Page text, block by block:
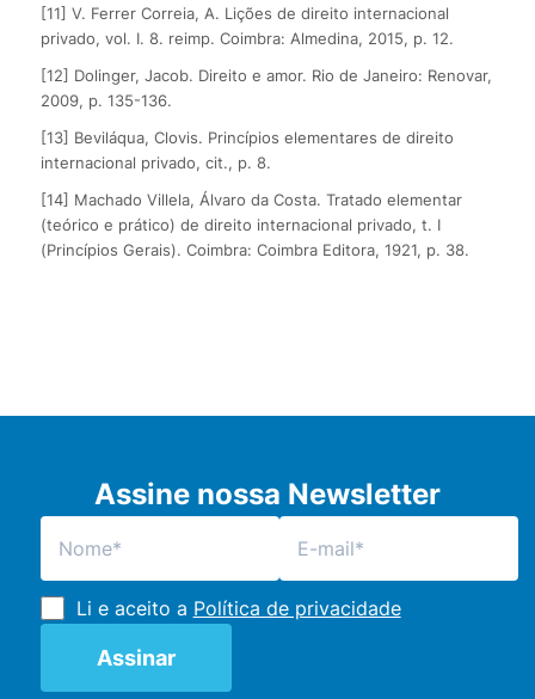
[11] V. Ferrer Correia, A. Lições de direito internacional
privado, vol. I. 8. reimp. Coimbra: Almedina, 2015, p. 12.
[12] Dolinger, Jacob. Direito e amor. Rio de Janeiro: Renovar,
2009, p. 135-136.
[13] Beviláqua, Clovis. Princípios elementares de direito
internacional privado, cit., p. 8.
[14] Machado Villela, Álvaro da Costa. Tratado elementar
(teórico e prático) de direito internacional privado, t. I
(Princípios Gerais). Coimbra: Coimbra Editora, 1921, p. 38.
Assine nossa Newsletter
Li e aceito a Política de privacidade